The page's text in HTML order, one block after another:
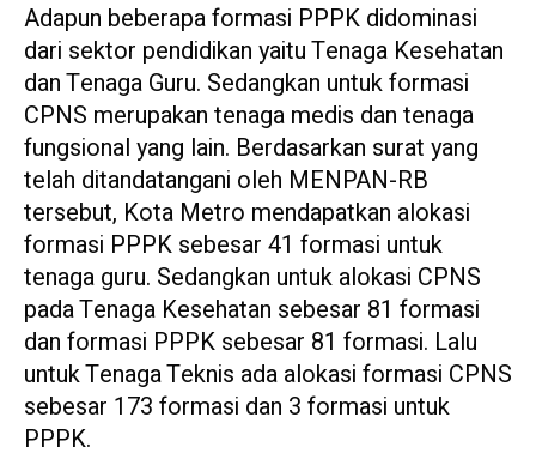
Adapun beberapa formasi PPPK didominasi
dari sektor pendidikan yaitu Tenaga Kesehatan
dan Tenaga Guru. Sedangkan untuk formasi
CPNS merupakan tenaga medis dan tenaga
fungsional yang lain. Berdasarkan surat yang
telah ditandatangani oleh MENPAN-RB
tersebut, Kota Metro mendapatkan alokasi
formasi PPPK sebesar 41 formasi untuk
tenaga guru. Sedangkan untuk alokasi CPNS
pada Tenaga Kesehatan sebesar 81 formasi
dan formasi PPPK sebesar 81 formasi. Lalu
untuk Tenaga Teknis ada alokasi formasi CPNS
sebesar 173 formasi dan 3 formasi untuk
PPPK.